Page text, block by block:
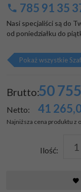
785 91 35
Nasi specjaliści są do
od poniedziałku do
Pokaż wszystkie
Brutto:50
Netto: 41
Najniższa cena produktu z
Ilość: